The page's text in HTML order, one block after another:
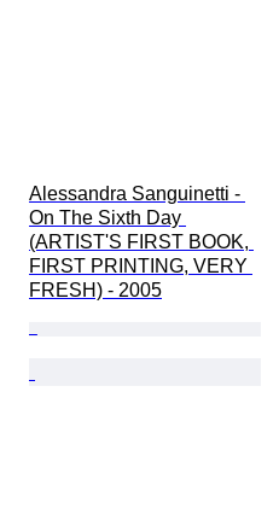
Alessandra Sanguinetti -
On The Sixth Day
(ARTIST'S FIRST BOOK,
FIRST PRINTING, VERY
FRESH) - 2005